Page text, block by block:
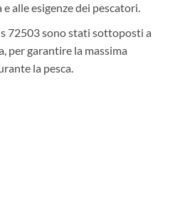
alle esigenze dei pescatori.
72503 sono stati sottoposti a
per garantire la massima
la pesca.